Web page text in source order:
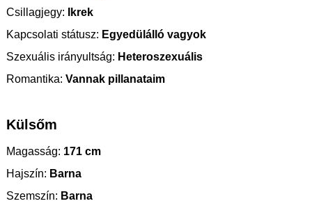
Csillagjegy: Ikrek
Kapcsolati státusz: Egyedülálló vagyok
Szexuális irányultság: Heteroszexuális
Romantika: Vannak pillanataim
Külsőm
Magasság: 171 cm
Hajszín: Barna
Szemszín: Barna